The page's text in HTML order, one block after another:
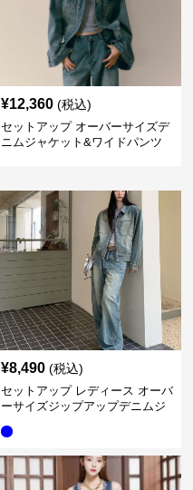
¥12,360 (税込)
セットアップ オーバーサイズデ
ニムジャケット&ワイドパンツ
¥8,490 (税込)
セットアップ レディース オーバ
ーサイズジップアップデニムジ